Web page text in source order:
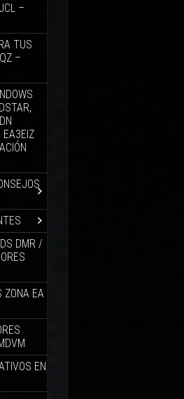
–
TUS
–
EA3EIZ
DMR /
ZONA EA
EN